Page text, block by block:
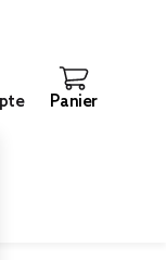
Panier